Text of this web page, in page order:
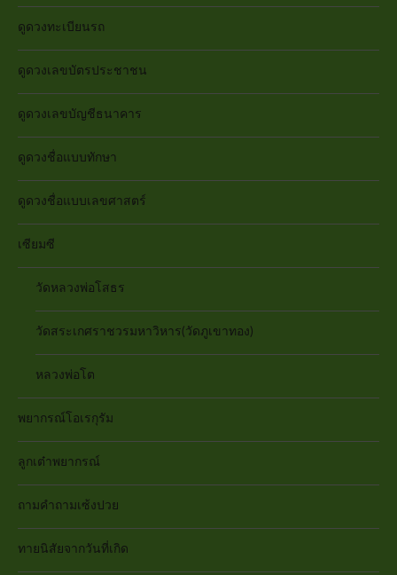
ดูดวงทะเบียนรถ
ดูดวงเลขบัตรประชาชน
ดูดวงเลขบัญชีธนาคาร
ดูดวงชื่อแบบทักษา
ดูดวงชื่อแบบเลขศาสตร์
เซียมซี
วัดหลวงพ่อโสธร
วัดสระเกศราชวรมหาวิหาร(วัดภูเขาทอง)
หลวงพ่อโต
พยากรณ์โอเรกุรัม
ลูกเต๋าพยากรณ์
ถามคำถามเซ้งปวย
ทายนิสัยจากวันที่เกิด